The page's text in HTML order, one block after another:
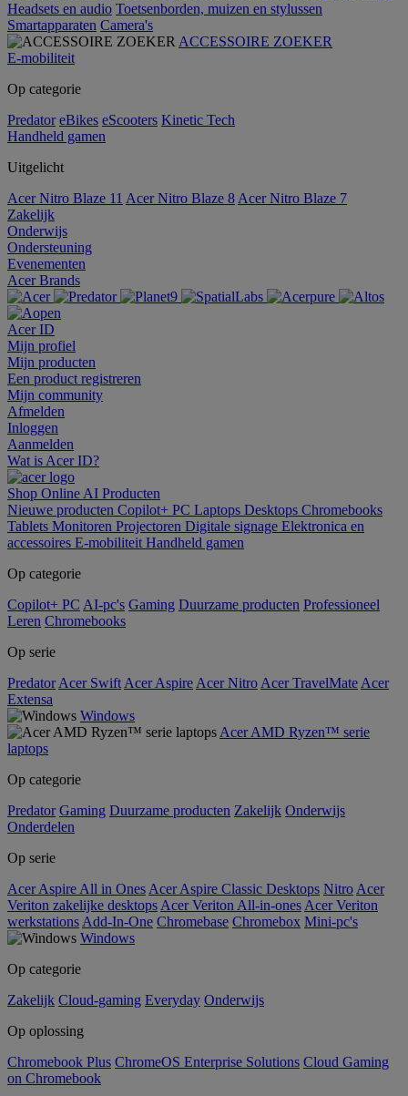
Headsets en audio Toetsenborden, muizen en stylussen
Smartapparaten Camera's
ACCESSOIRE ZOEKER
E-mobiliteit
Op categorie
Predator eBikes eScooters Kinetic Tech
Handheld gamen
Uitgelicht
Acer Nitro Blaze 11 Acer Nitro Blaze 8 Acer Nitro Blaze 7
Zakelijk
Onderwijs
Ondersteuning
Evenementen
Acer Brands
Acer ID
Mijn profiel
Mijn producten
Een product registreren
Mijn community
Afmelden
Inloggen
Aanmelden
Wat is Acer ID?
Shop Online AI Producten
Nieuwe producten Copilot+ PC Laptops Desktops Chromebooks
Tablets Monitoren Projectoren Digitale signage Elektronica en
accessoires E-mobiliteit Handheld gamen
Op categorie
Copilot+ PC AI-pc's Gaming Duurzame producten Professioneel
Leren Chromebooks
Op serie
Predator Acer Swift Acer Aspire Acer Nitro Acer TravelMate Acer
Extensa
Windows
Acer AMD Ryzen™ serie
laptops
Op categorie
Predator Gaming Duurzame producten Zakelijk Onderwijs
Onderdelen
Op serie
Acer Aspire All in Ones Acer Aspire Classic Desktops Nitro Acer
Veriton zakelijke desktops Acer Veriton All-in-ones Acer Veriton
werkstations Add-In-One Chromebase Chromebox Mini-pc's
Windows
Op categorie
Zakelijk Cloud-gaming Everyday Onderwijs
Op oplossing
Chromebook Plus ChromeOS Enterprise Solutions Cloud Gaming
on Chromebook